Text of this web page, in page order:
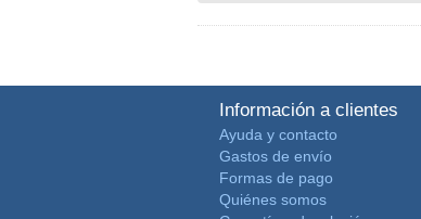
Información a clientes
Ayuda y contacto
Gastos de envío
Formas de pago
Quiénes somos